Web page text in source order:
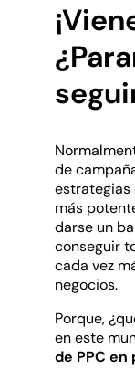
de
estrategias
más
darse un
conseguir
cada vez
negocios.
Porque,
en este
de PPC en